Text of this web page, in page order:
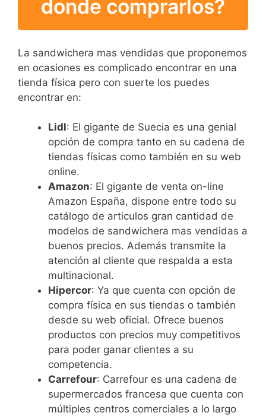
donde comprarlos?
La sandwichera mas vendidas que proponemos
en ocasiones es complicado encontrar en una
tienda física pero con suerte los puedes
encontrar en:
Lidl: El gigante de Suecia es una genial
opción de compra tanto en su cadena de
tiendas físicas como también en su web
online.
Amazon: El gigante de venta on-line
Amazon España, dispone entre todo su
catálogo de articulos gran cantidad de
modelos de sandwichera mas vendidas a
buenos precios. Además transmite la
atención al cliente que respalda a esta
multinacional.
Hipercor: Ya que cuenta con opción de
compra física en sus tiendas o también
desde su web oficial. Ofrece buenos
productos con precios muy competitivos
para poder ganar clientes a su
competencia.
Carrefour: Carrefour es una cadena de
supermercados francesa que cuenta con
múltiples centros comerciales a lo largo